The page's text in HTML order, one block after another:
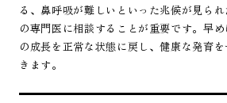
る、鼻呼吸が難しいといった兆候が見ら
の専門医に相談することが重要です。早
の成長を正常な状態に戻し、健康な発育
きます。